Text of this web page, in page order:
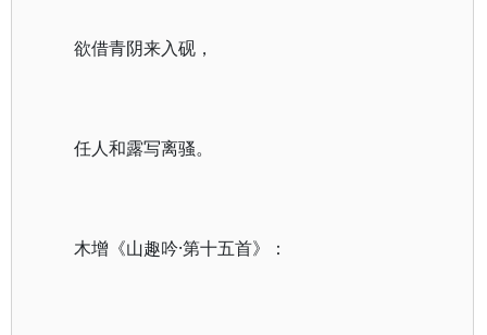
欲借青阴来入砚，
任人和露写离骚。
木增《山趣吟·第十五首》：